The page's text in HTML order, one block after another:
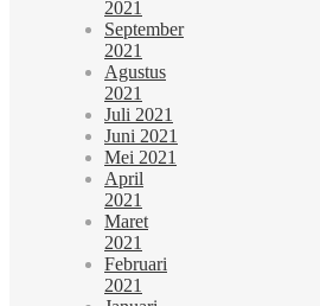
2021
September
2021
Agustus
2021
Juli 2021
Juni 2021
Mei 2021
April
2021
Maret
2021
Februari
2021